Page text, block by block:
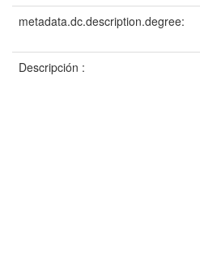
metadata.dc.description.degree:
Descripción :